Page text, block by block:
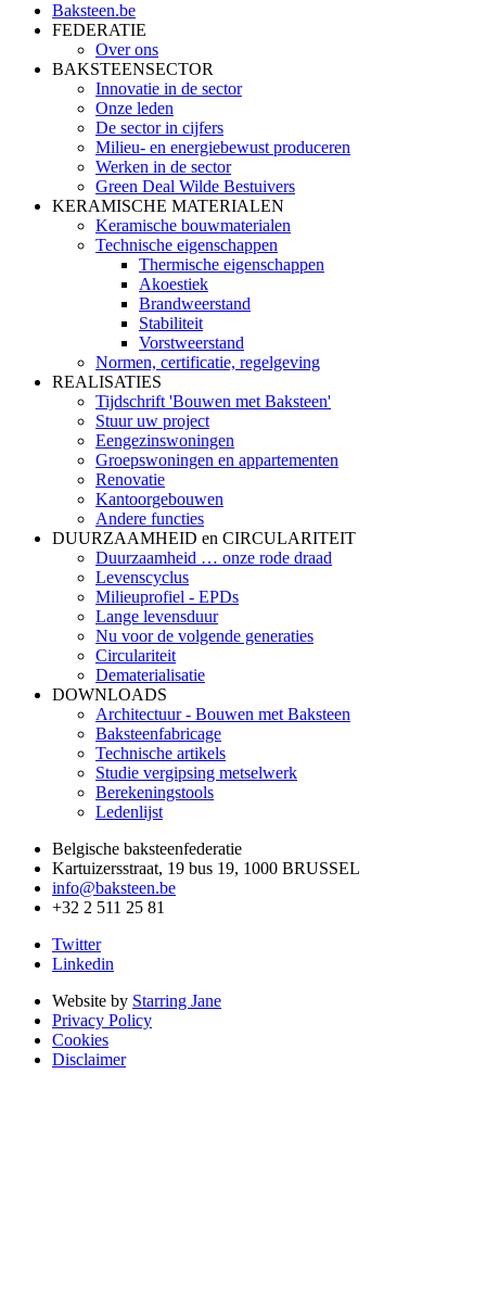
Baksteen.be
FEDERATIE
Over ons
BAKSTEENSECTOR
Innovatie in de sector
Onze leden
De sector in cijfers
Milieu- en energiebewust produceren
Werken in de sector
Green Deal Wilde Bestuivers
KERAMISCHE MATERIALEN
Keramische bouwmaterialen
Technische eigenschappen
Thermische eigenschappen
Akoestiek
Brandweerstand
Stabiliteit
Vorstweerstand
Normen, certificatie, regelgeving
REALISATIES
Tijdschrift 'Bouwen met Baksteen'
Stuur uw project
Eengezinswoningen
Groepswoningen en appartementen
Renovatie
Kantoorgebouwen
Andere functies
DUURZAAMHEID en CIRCULARITEIT
Duurzaamheid … onze rode draad
Levenscyclus
Milieuprofiel - EPDs
Lange levensduur
Nu voor de volgende generaties
Circulariteit
Dematerialisatie
DOWNLOADS
Architectuur - Bouwen met Baksteen
Baksteenfabricage
Technische artikels
Studie vergipsing metselwerk
Berekeningstools
Ledenlijst
Belgische baksteenfederatie
Kartuizersstraat, 19 bus 19, 1000 BRUSSEL
info@baksteen.be
+32 2 511 25 81
Twitter
Linkedin
Website by Starring Jane
Privacy Policy
Cookies
Disclaimer